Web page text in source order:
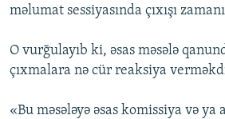
İZ - MƏDƏNIYYƏT PROQRAMI
MATERIALLARIMIZDAN ISTIFADƏ
AZADLIQRADIOSU MOBIL TELEFONUNUZDA
XƏBƏR BÜLLETENLƏRIMIZ
RFE/RL-in bütün saytları
məlumat sessiyasında çıxışı
O vurğulayıb ki, əsas məsələ
çıxmalara nə cür reaksiya
«Bu məsələyə əsas komissiya və ya